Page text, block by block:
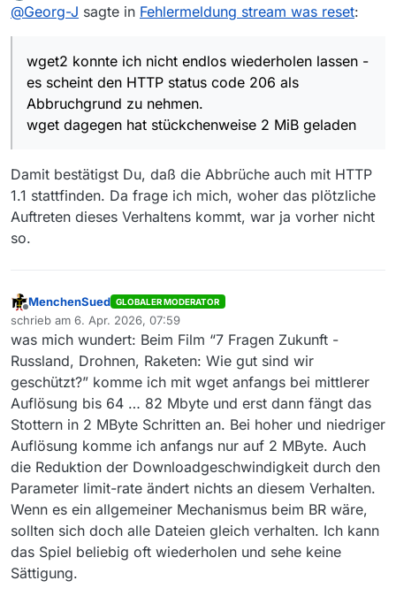
auch ab; ein Fortsetzen gelang wegenNetzwerkfehler
Zusatzparameter den Download ab.
JD2 war hartnäckiger und nach Stunden erfolgreich.
wget2 konnte ich nicht endlos wiederholen lassen -
es scheint den HTTP status code 206 als
Abbruchgrund zu nehmen.
wget -c -t 0url
Offline
@Georg-J sagte in Fehlermeldung stream was reset:
wget2 konnte ich nicht endlos wiederholen lassen -
es scheint den HTTP status code 206 als
Abbruchgrund zu nehmen.
wget dagegen hat stückchenweise 2 MiB geladen
Damit bestätigst Du, daß die Abbrüche auch mit HTTP
1.1 stattfinden. Da frage ich mich, woher das plötzliche
Auftreten dieses Verhaltens kommt, war ja vorher nicht
so.
Offline
MenchenSued GLOBALER MODERATOR
schrieb am 6. Apr. 2026, 07:59
zuletzt editiert von
was mich wundert: Beim Film “7 Fragen Zukunft -
Russland, Drohnen, Raketen: Wie gut sind wir
geschützt?” komme ich mit wget anfangs bei mittlerer
Auflösung bis 64 … 82 Mbyte und erst dann fängt das
Stottern in 2 MByte Schritten an. Bei hoher und niedriger
Auflösung komme ich anfangs nur auf 2 MByte. Auch
die Reduktion der Downloadgeschwindigkeit durch den
Parameter limit-rate ändert nichts an diesem Verhalten.
Wenn es ein allgemeiner Mechanismus beim BR wäre,
sollten sich doch alle Dateien gleich verhalten. Ich kann
das Spiel beliebig oft wiederholen und sehe keine
Sättigung.